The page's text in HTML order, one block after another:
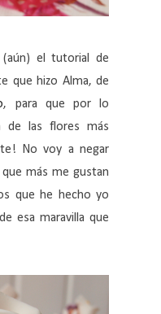
el tutorial de
que hizo Alma, de
, para que por lo
de las flores más
No voy a negar
más me gustan
que he hecho yo
esa maravilla que